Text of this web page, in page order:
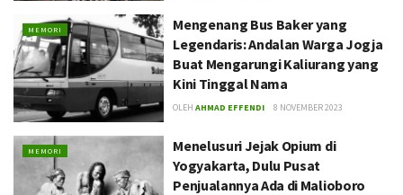
MEMORI
Mengenang Bus Baker yang
Legendaris: Andalan Warga Jogja
Buat Mengarungi Kaliurang yang
Kini Tinggal Nama
OLEH AHMAD EFFENDI 8 NOVEMBER 2023
MEMORI
Menelusuri Jejak Opium di
Yogyakarta, Dulu Pusat
Penjualannya Ada di Malioboro